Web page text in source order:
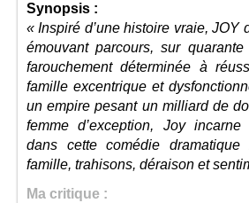
Synopsis :
« Inspiré d’une histoire vraie, JOY
émouvant parcours, sur quarante
farouchement déterminée à
famille excentrique et
un empire pesant un milliard de
femme d’exception, Joy
dans cette
comédie
famille, trahisons, déraison et
Ma critique :